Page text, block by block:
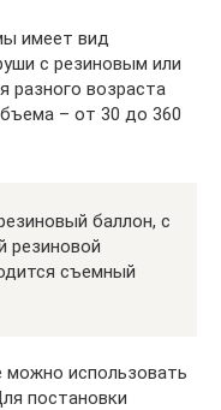
имеет вид
с резиновым или
разного возраста
– от 30 до 360
баллон, с
резиновой
съемный
можно использовать
постановки